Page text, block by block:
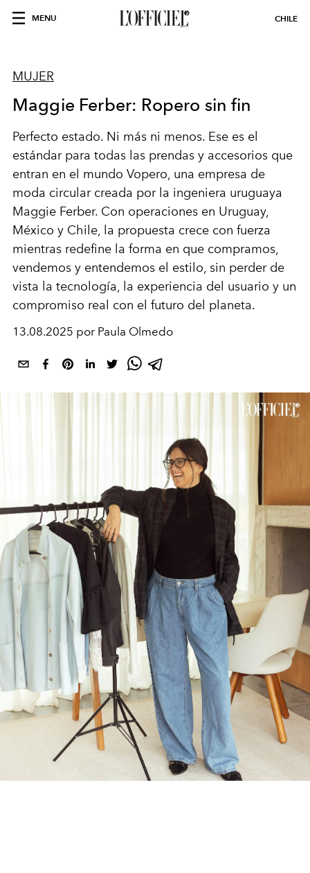
MENU CHILE
MUJER
Maggie Ferber: Ropero sin fin
Perfecto estado. Ni más ni menos. Ese es el
estándar para todas las prendas y accesorios que
entran en el mundo Vopero, una empresa de
moda circular creada por la ingeniera uruguaya
Maggie Ferber. Con operaciones en Uruguay,
México y Chile, la propuesta crece con fuerza
mientras redefine la forma en que compramos,
vendemos y entendemos el estilo, sin perder de
vista la tecnología, la experiencia del usuario y un
compromiso real con el futuro del planeta.
13.08.2025 por Paula Olmedo